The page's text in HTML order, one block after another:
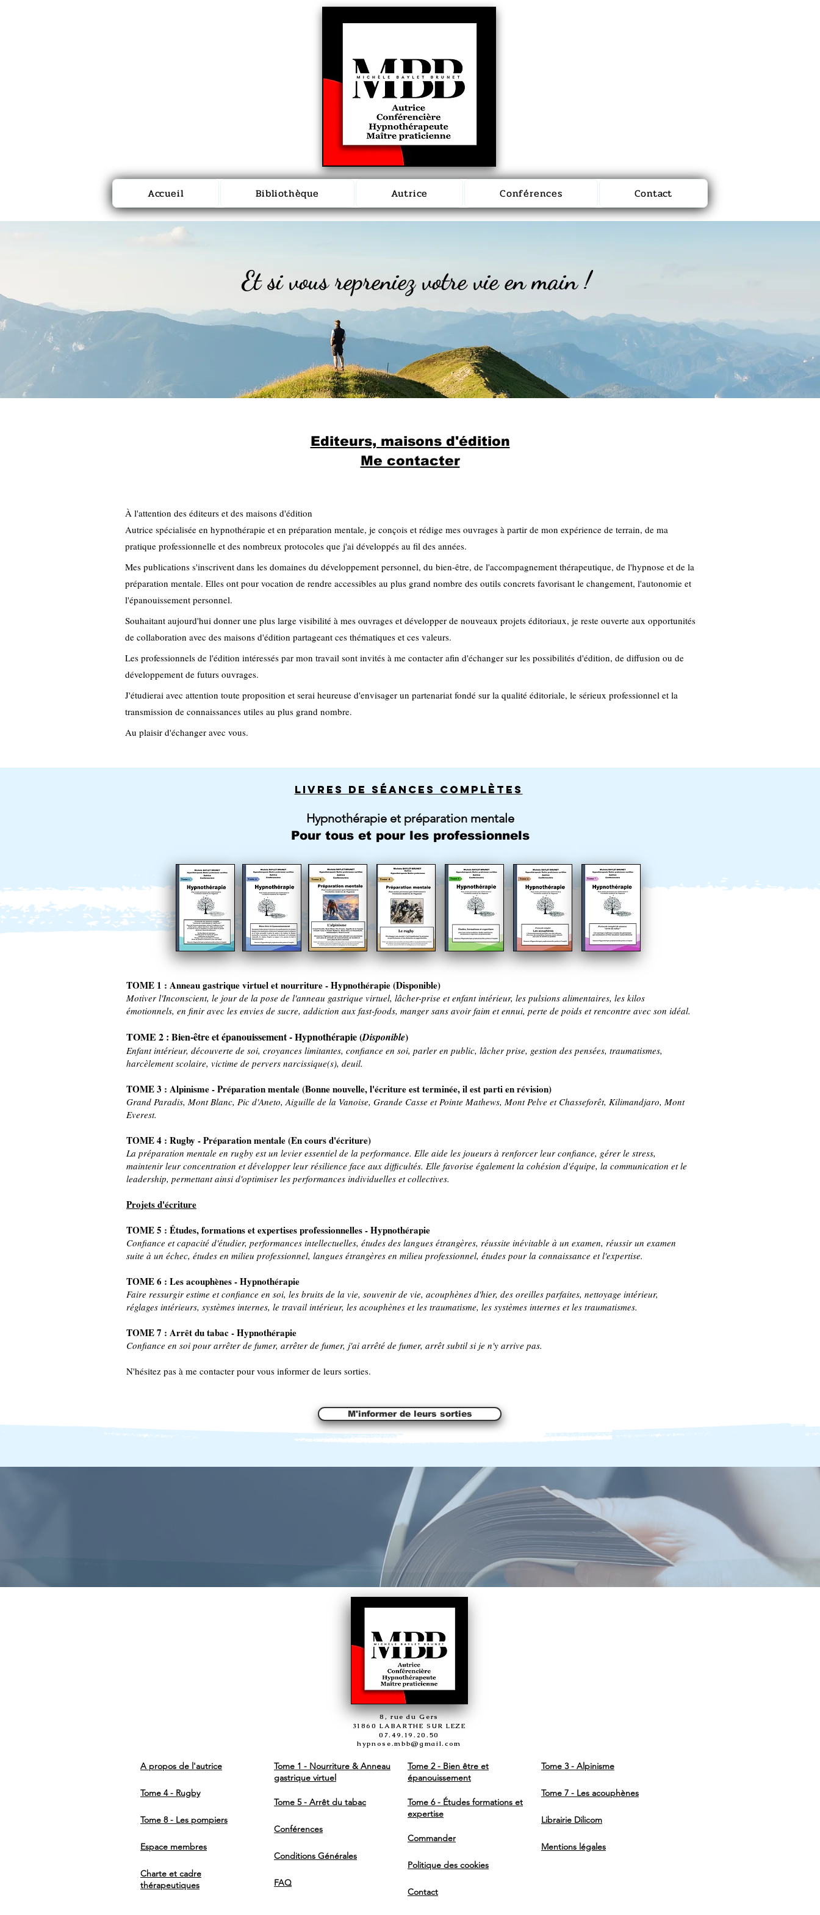
Accueil Bibliothèque Autrice Conférences Contact
Et si vous repreniez votre vie en main !
Editeurs, maisons d'édition
Me contacter
À l'attention des éditeurs et des maisons d'édition
Autrice spécialisée en hypnothérapie et en préparation mentale, je conçois et rédige mes ouvrages à partir de mon expérience de terrain, de ma
pratique professionnelle et des nombreux protocoles que j'ai développés au fil des années.
Mes publications s'inscrivent dans les domaines du développement personnel, du bien-être, de l'accompagnement thérapeutique, de l'hypnose et de la
préparation mentale. Elles ont pour vocation de rendre accessibles au plus grand nombre des outils concrets favorisant le changement, l'autonomie et
l'épanouissement personnel.
Souhaitant aujourd'hui donner une plus large visibilité à mes ouvrages et développer de nouveaux projets éditoriaux, je reste ouverte aux opportunités
de collaboration avec des maisons d'édition partageant ces thématiques et ces valeurs.
Les professionnels de l'édition intéressés par mon travail sont invités à me contacter afin d'échanger sur les possibilités d'édition, de diffusion ou de
développement de futurs ouvrages.
J'étudierai avec attention toute proposition et serai heureuse d'envisager un partenariat fondé sur la qualité éditoriale, le sérieux professionnel et la
transmission de connaissances utiles au plus grand nombre.
Au plaisir d'échanger avec vous.
Livres de séances complètes
Hypnothérapie et préparation mentale
Pour tous et pour les professionnels
TOME 1 : Anneau gastrique virtuel et nourriture - Hypnothérapie (Disponible)
Motiver l'Inconscient, le jour de la pose de l'anneau gastrique virtuel, lâcher-prise et enfant intérieur, les pulsions alimentaires, les kilos
émotionnels, en finir avec les envies de sucre, addiction aux fast-foods, manger sans avoir faim et ennui, perte de poids et rencontre avec son idéal.
TOME 2 : Bien-être et épanouissement - Hypnothérapie (Disponible)
Enfant intérieur, découverte de soi, croyances limitantes, confiance en soi, parler en public, lâcher prise, gestion des pensées, traumatismes,
harcèlement scolaire, victime de pervers narcissique(s), deuil.
TOME 3 : Alpinisme - Préparation mentale (Bonne nouvelle, l'écriture est terminée, il est parti en révision)
Grand Paradis, Mont Blanc, Pic d'Aneto, Aiguille de la Vanoise, Grande Casse et Pointe Mathews, Mont Pelve et Chasseforêt, Kilimandjaro, Mont
Everest.
TOME 4 : Rugby - Préparation mentale (En cours d'écriture)
La préparation mentale en rugby est un levier essentiel de la performance. Elle aide les joueurs à renforcer leur confiance, gérer le stress,
maintenir leur concentration et développer leur résilience face aux difficultés. Elle favorise également la cohésion d'équipe, la communication et le
leadership, permettant ainsi d'optimiser les performances individuelles et collectives.
Projets d'écriture
TOME 5 : Études, formations et expertises professionnelles - Hypnothérapie
Confiance et capacité d'étudier, performances intellectuelles, études des langues étrangères, réussite inévitable à un examen, réussir un examen
suite à un échec, études en milieu professionnel, langues étrangères en milieu professionnel, études pour la connaissance et l'expertise.
TOME 6 : Les acouphènes - Hypnothérapie
Faire ressurgir estime et confiance en soi, les bruits de la vie, souvenir de vie, acouphènes d'hier, des oreilles parfaites, nettoyage intérieur,
réglages intérieurs, systèmes internes, le travail intérieur, les acouphènes et les traumatisme, les systèmes internes et les traumatismes.
TOME 7 : Arrêt du tabac - Hypnothérapie
Confiance en soi pour arrêter de fumer, arrêter de fumer, j'ai arrêté de fumer, arrêt subtil si je n'y arrive pas.
N'hésitez pas à me contacter pour vous informer de leurs sorties.
M'informer de leurs sorties
8, rue du Gers
31860 LABARTHE SUR LEZE
07.49.19.20.50
hypnose.mbb@gmail.com
A propos de l'autrice
Tome 4 - Rugby
Tome 8 - Les pompiers
Espace membres
Charte et cadre
thérapeutiques
Tome 1 - Nourriture & Anneau
gastrique virtuel
Tome 5 - Arrêt du tabac
Conférences
Conditions Générales
FAQ
Tome 2 - Bien être et
épanouissement
Tome 6 - Études formations et
expertise
Commander
Politique des cookies
Contact
Tome 3 - Alpinisme
Tome 7 - Les acouphènes
Librairie Dilicom
Mentions légales